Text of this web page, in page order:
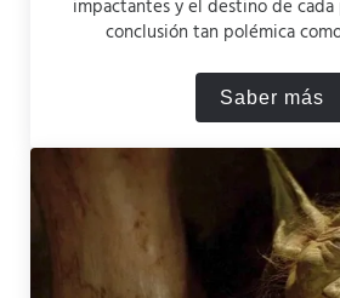
impactantes y el destino de cada
conclusión tan polémica
Saber más